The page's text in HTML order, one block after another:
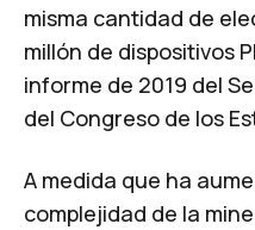
misma cantidad de
millón de dispositivos
informe de 2019 del
del Congreso de los
A medida que ha
complejidad de la